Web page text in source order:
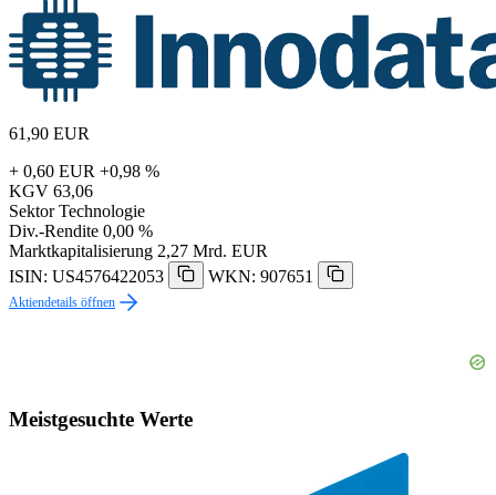
61,90 EUR
+ 0,60 EUR +0,98 %
KGV 63,06
Sektor Technologie
Div.-Rendite 0,00 %
Marktkapitalisierung 2,27 Mrd. EUR
ISIN: US4576422053
WKN: 907651
Aktiendetails öffnen
Meistgesuchte Werte